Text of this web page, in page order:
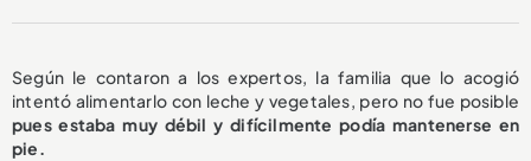
Según le contaron a los expertos, la familia que lo acogió
intentó alimentarlo con leche y vegetales, pero no fue posible
pues estaba muy débil y difícilmente podía mantenerse en
pie.